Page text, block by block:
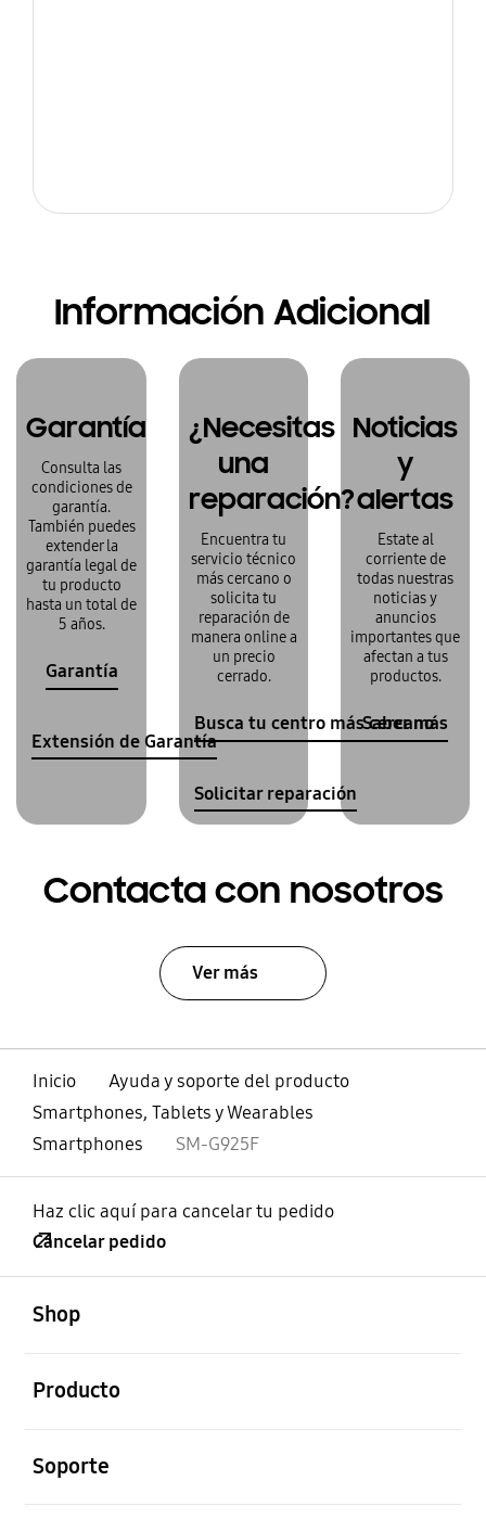
Información Adicional
Garantía
Consulta las
condiciones de
garantía.
También puedes
extender la
garantía legal de
tu producto
hasta un total de
5 años.
Garantía
Extensión de Garantía
¿Necesitas
una
reparación?
Encuentra tu
servicio técnico
más cercano o
solicita tu
reparación de
manera online a
un precio
cerrado.
Busca tu centro más cercano
Solicitar reparación
Noticias
y
alertas
Estate al
corriente de
todas nuestras
noticias y
anuncios
importantes que
afectan a tus
productos.
Saber más
Contacta con nosotros
Ver más
Inicio
Ayuda y soporte del producto
Smartphones, Tablets y Wearables
Smartphones
SM-G925F
Haz clic aquí para cancelar tu pedido
Cancelar pedido
Shop
Producto
Soporte